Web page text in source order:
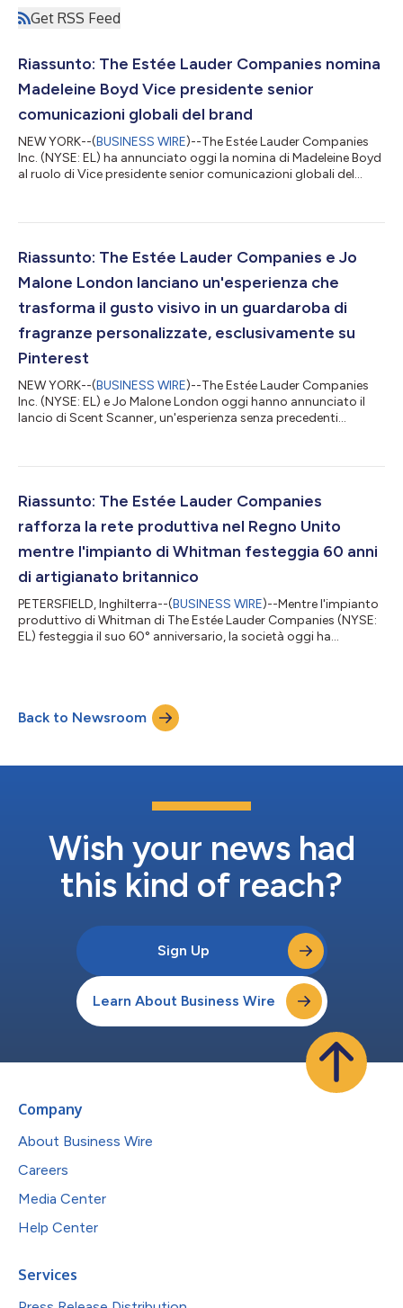
Get RSS Feed
Riassunto: The Estée Lauder Companies nomina
Madeleine Boyd Vice presidente senior
comunicazioni globali del brand
NEW YORK--(BUSINESS WIRE)--The Estée Lauder Companies
Inc. (NYSE: EL) ha annunciato oggi la nomina di Madeleine Boyd
al ruolo di Vice presidente senior comunicazioni globali del
tra i propri brand e i consumatori, Boyd creerà e guiderà un
brand, assicurandosi che il diversificato portafoglio aziendale
Riassunto: The Estée Lauder Companies e Jo
Malone London lanciano un'esperienza che
trasforma il gusto visivo in un guardaroba di
fragranze personalizzate, esclusivamente su
Pinterest
NEW YORK--(BUSINESS WIRE)--The Estée Lauder Companies
Inc. (NYSE: EL) e Jo Malone London oggi hanno annunciato il
lancio di Scent Scanner, un'esperienza senza precedenti
persone sulle loro Pinterest board in consigli di fragranze
AI Scent Advisor di Jo Malone London, introdotto nel 2025,
Riassunto: The Estée Lauder Companies
rafforza la rete produttiva nel Regno Unito
mentre l'impianto di Whitman festeggia 60 anni
di artigianato britannico
PETERSFIELD, Inghilterra--(BUSINESS WIRE)--Mentre l'impianto
produttivo di Whitman di The Estée Lauder Companies (NYSE:
EL) festeggia il suo 60° anniversario, la società oggi ha
britannico, nell'innovazione e nella crescita nel settore dei
profumi di prestigio. Fondata nel 1966, Whitman è una parte
Back to Newsroom
Wish your news had
this kind of reach?
Sign Up
Learn About Business Wire
Company
About Business Wire
Careers
Media Center
Help Center
Services